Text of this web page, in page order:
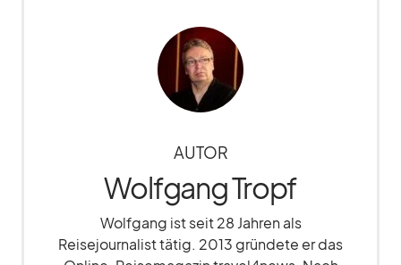
AUTOR
Wolfgang Tropf
Wolfgang ist seit 28 Jahren als
Reisejournalist tätig. 2013 gründete er das